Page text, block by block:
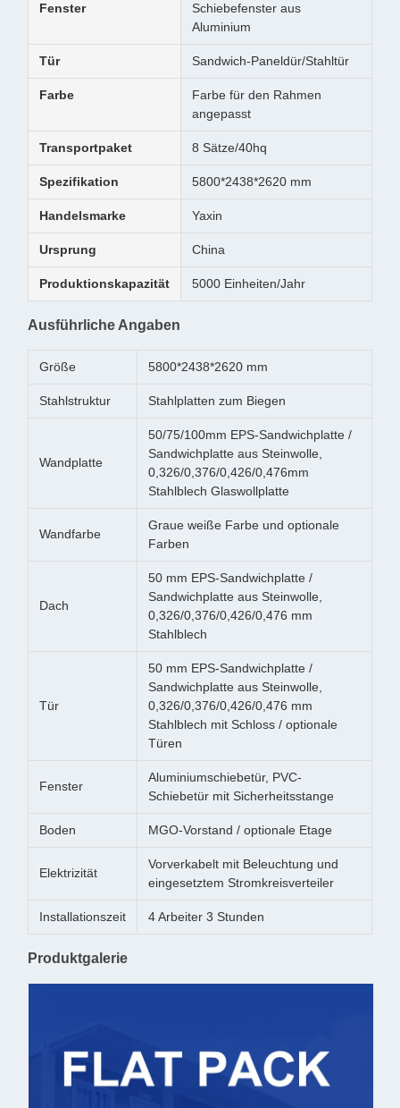
Fenster
Schiebefenster aus
Aluminium
Tür Sandwich-Paneldür/Stahltür
Farbe
Farbe für den Rahmen
angepasst
Transportpaket 8 Sätze/40hq
Spezifikation 5800*2438*2620 mm
Handelsmarke Yaxin
Ursprung China
Produktionskapazität 5000 Einheiten/Jahr
Ausführliche Angaben
Größe 5800*2438*2620 mm
Stahlstruktur Stahlplatten zum Biegen
Wandplatte
50/75/100mm EPS-Sandwichplatte /
Sandwichplatte aus Steinwolle,
0,326/0,376/0,426/0,476mm
Stahlblech Glaswollplatte
Wandfarbe
Graue weiße Farbe und optionale
Farben
Dach
50 mm EPS-Sandwichplatte /
Sandwichplatte aus Steinwolle,
0,326/0,376/0,426/0,476 mm
Stahlblech
Tür
50 mm EPS-Sandwichplatte /
Sandwichplatte aus Steinwolle,
0,326/0,376/0,426/0,476 mm
Stahlblech mit Schloss / optionale
Türen
Fenster
Aluminiumschiebetür, PVC-
Schiebetür mit Sicherheitsstange
Boden MGO-Vorstand / optionale Etage
Elektrizität
Vorverkabelt mit Beleuchtung und
eingesetztem Stromkreisverteiler
Installationszeit 4 Arbeiter 3 Stunden
Produktgalerie